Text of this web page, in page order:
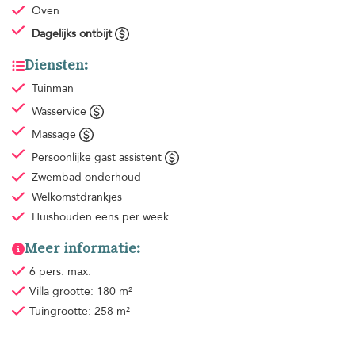
Oven
Dagelijks ontbijt
Diensten:
Tuinman
Wasservice
Massage
Persoonlijke gast assistent
Zwembad onderhoud
Welkomstdrankjes
Huishouden eens per week
Meer informatie:
6 pers. max.
Villa grootte: 180 m²
Tuingrootte: 258 m²